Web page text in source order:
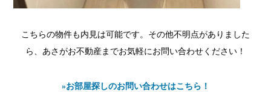
こちらの物件も内見は可能です。その他不明点がありました
ら、あさがお不動産までお気軽にお問い合わせください！
»お部屋探しのお問い合わせはこちら！